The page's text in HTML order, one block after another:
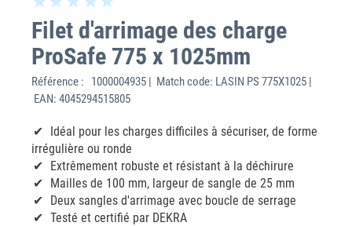
Filet d'arrimage des charge
ProSafe 775 x 1025mm
Référence :
1000004935 | Match code: LASIN PS 775X1025 |
EAN: 4045294515805
Idéal pour les charges difficiles à sécuriser, de forme
irrégulière ou ronde
Extrêmement robuste et résistant à la déchirure
Mailles de 100 mm, largeur de sangle de 25 mm
Deux sangles d'arrimage avec boucle de serrage
Testé et certifié par DEKRA